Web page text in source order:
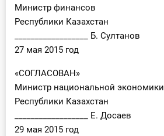
Министр финансов
Республики Казахстан
__________________ Б. Султанов
27 мая 2015 год
«СОГЛАСОВАН»
Министр национальной экономики
Республики Казахстан
__________________ Е. Досаев
29 мая 2015 год